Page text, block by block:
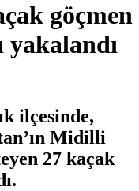
göçmen
yakalandı
ilçesinde,
Midilli
27 kaçak